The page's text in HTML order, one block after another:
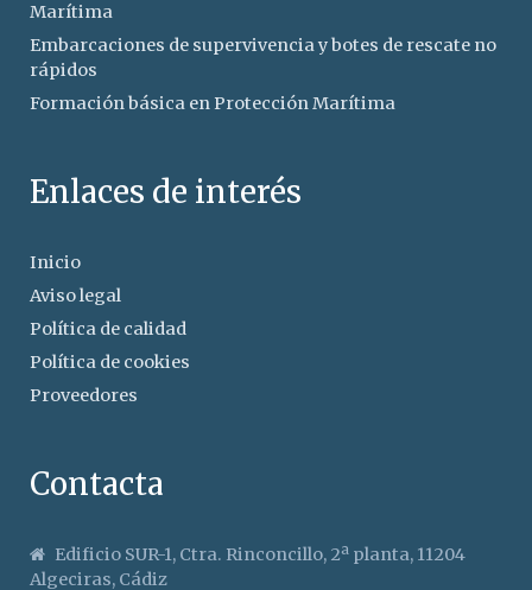
Marítima
Embarcaciones de supervivencia y botes de rescate no
rápidos
Formación básica en Protección Marítima
Enlaces de interés
Inicio
Aviso legal
Política de calidad
Política de cookies
Proveedores
Contacta
Edificio SUR-1, Ctra. Rinconcillo, 2ª planta, 11204
Algeciras, Cádiz